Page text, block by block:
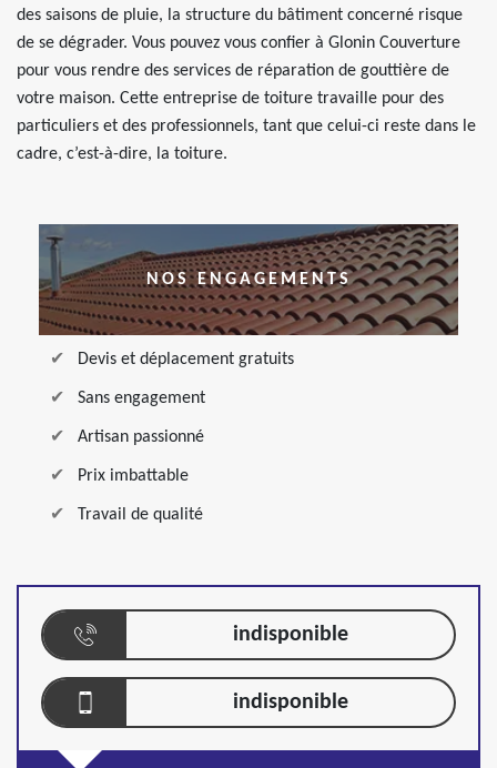
des saisons de pluie, la structure du bâtiment concerné risque
de se dégrader. Vous pouvez vous confier à Glonin Couverture
pour vous rendre des services de réparation de gouttière de
votre maison. Cette entreprise de toiture travaille pour des
particuliers et des professionnels, tant que celui-ci reste dans le
cadre, c’est-à-dire, la toiture.
NOS ENGAGEMENTS
Devis et déplacement gratuits
Sans engagement
Artisan passionné
Prix imbattable
Travail de qualité
indisponible
indisponible